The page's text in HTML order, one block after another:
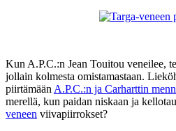
Kun A.P.C.:n Jean Touitou veneilee,
jollain kolmesta omistamastaan.
piirtämään A.P.C.:n ja Carharttin
merellä, kun paidan niskaan ja
veneen viivapiirrokset?